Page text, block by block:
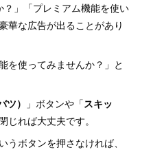
？」「プレミアム機能を使い
華な広告が出ることがあり
を使ってみませんか？」と
ツ） 」ボタンや「スキッ
じれば大丈夫です。
うボタンを押さなければ、